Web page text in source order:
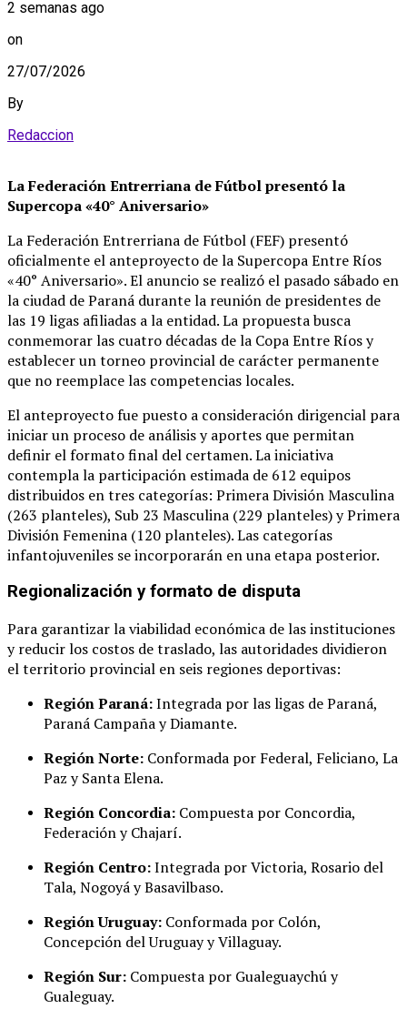
2 semanas ago
on
27/07/2026
By
Redaccion
La Federación Entrerriana de Fútbol presentó la
Supercopa «40° Aniversario»
La Federación Entrerriana de Fútbol (FEF) presentó
oficialmente el anteproyecto de la Supercopa Entre Ríos
«40° Aniversario». El anuncio se realizó el pasado sábado en
la ciudad de Paraná durante la reunión de presidentes de
las 19 ligas afiliadas a la entidad. La propuesta busca
conmemorar las cuatro décadas de la Copa Entre Ríos y
establecer un torneo provincial de carácter permanente
que no reemplace las competencias locales.
El anteproyecto fue puesto a consideración dirigencial para
iniciar un proceso de análisis y aportes que permitan
definir el formato final del certamen. La iniciativa
contempla la participación estimada de 612 equipos
distribuidos en tres categorías: Primera División Masculina
(263 planteles), Sub 23 Masculina (229 planteles) y Primera
División Femenina (120 planteles). Las categorías
infantojuveniles se incorporarán en una etapa posterior.
Regionalización y formato de disputa
Para garantizar la viabilidad económica de las instituciones
y reducir los costos de traslado, las autoridades dividieron
el territorio provincial en seis regiones deportivas:
Región Paraná:Integrada por las ligas de Paraná,
Paraná Campaña y Diamante.
Región Norte: Conformada por Federal, Feliciano, La
Paz y Santa Elena.
Región Concordia: Compuesta por Concordia,
Federación y Chajarí.
Región Centro:Integrada por Victoria, Rosario del
Tala, Nogoyá y Basavilbaso.
Región Uruguay: Conformada por Colón,
Concepción del Uruguay y Villaguay.
Región Sur: Compuesta por Gualeguaychú y
Gualeguay.